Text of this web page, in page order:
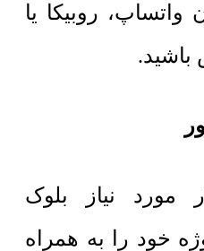
واتساپ، روبیکا یا
باشید.
مورد نیاز بلوک
خود را به همراه